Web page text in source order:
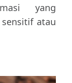
yang
atau